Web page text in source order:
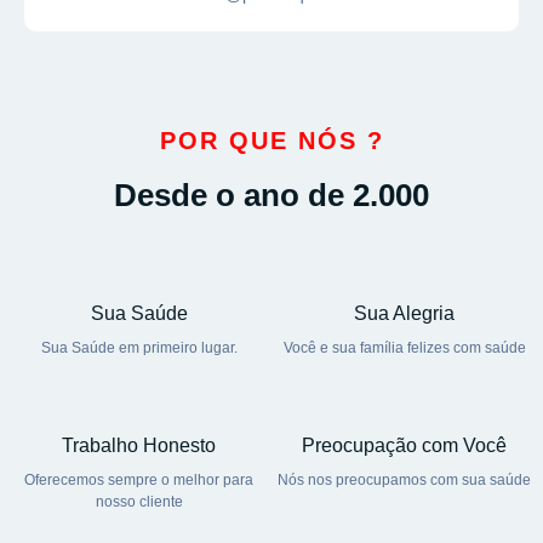
POR QUE NÓS ?
Desde o ano de 2.000
Sua Saúde
Sua Saúde em primeiro lugar.
Sua Alegria
Você e sua família felizes com saúde
Trabalho Honesto
Oferecemos sempre o melhor para
nosso cliente
Preocupação com Você
Nós nos preocupamos com sua saúde